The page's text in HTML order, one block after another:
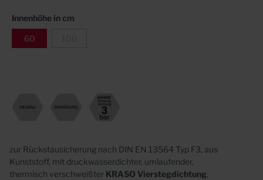
Innenhöhe in cm
60
zur Rückstausicherung nach DIN EN 13564 Typ F3, aus
Kunststoff, mit druckwasserdichter, umlaufender,
thermisch verschweißter KRASO Vierstegdichtung,